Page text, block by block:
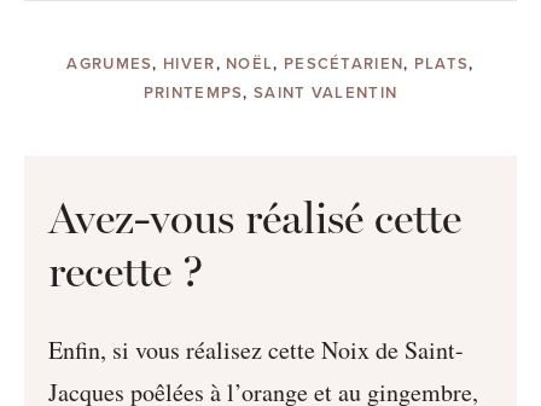
AGRUMES, HIVER, NOËL, PESCÉTARIEN, PLATS,
PRINTEMPS,SAINT VALENTIN
Avez-vous réalisé cette
recette ?
Enfin, si vous réalisez cette Noix de Saint-
Jacques poêlées à l’orange et au gingembre,